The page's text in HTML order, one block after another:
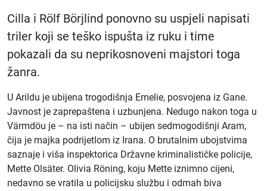
Cilla i Rölf Börjlind ponovno su uspjeli napisati
triler koji se teško ispušta iz ruku i time
pokazali da su neprikosnoveni majstori toga
žanra.
U Arildu je ubijena trogodišnja Emelie, posvojena iz Gane.
Javnost je zaprepaštena i uzbunjena. Nedugo nakon toga u
Värmdöu je – na isti način – ubijen sedmogodišnji Aram,
čija je majka podrijetlom iz Irana. O brutalnim ubojstvima
saznaje i viša inspektorica Državne kriminalističke policije,
Mette Olsäter. Olivia Röning, koju Mette iznimno cijeni,
nedavno se vratila u policijsku službu i odmah biva